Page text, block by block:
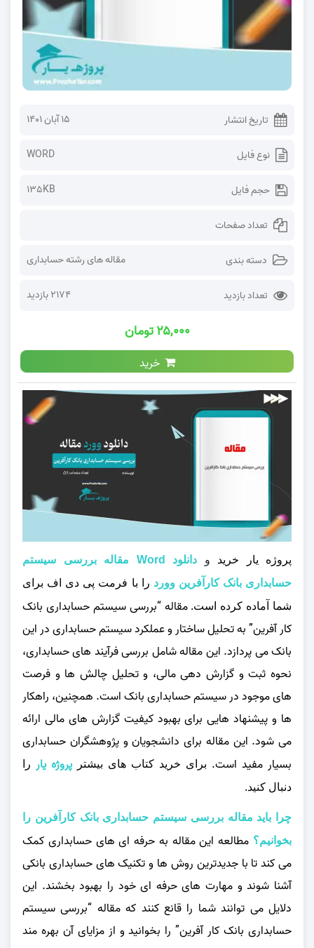
تاریخ انتشار ۱۵ آبان ۱۴۰۱
نوع فایل WORD
حجم فایل 135KB
تعداد صفحات
دسته بندی مقاله های رشته حسابداری
تعداد بازدید 2174 بازدید
۲۵,۰۰۰ تومان
خرید
پروژه یار خرید و
دانلود Word مقاله بررسی سيستم
حسابداری بانک كارآفرين وورد را با فرمت پی دی اف برای
شما آماده کرده است.مقاله “بررسی سیستم حسابداری بانک
کار آفرین” به تحلیل ساختار و عملکرد سیستم حسابداری در این
بانک می‌ پردازد. این مقاله شامل بررسی فرآیند های حسابداری،
نحوه ثبت و گزارش‌ دهی مالی، و تحلیل چالش‌ ها و فرصت‌
های موجود در سیستم حسابداری بانک است. همچنین، راهکار
ها و پیشنهاد هایی برای بهبود کیفیت گزارش‌ های مالی ارائه
می‌ شود. این مقاله برای دانشجویان و پژوهشگران حسابداری
بسیار مفید است. برای خرید کتاب های بیشتر پروژه یار را
دنبال کنید.
چرا باید مقاله بررسی سيستم حسابداری بانک كارآفرين را
بخوانیم؟ مطالعه این مقاله به حرفه‌ ای‌ های حسابداری کمک
می‌ کند تا با جدیدترین روش‌ ها و تکنیک‌ های حسابداری بانکی
آشنا شوند و مهارت‌ های حرفه‌ ای خود را بهبود بخشند. این
دلایل می‌ توانند شما را قانع کنند که مقاله “بررسی سیستم
حسابداری بانک کار آفرین” را بخوانید و از مزایای آن بهره‌ مند